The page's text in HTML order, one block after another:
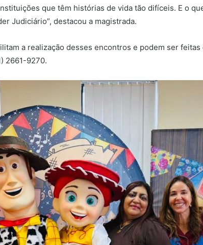
que têm histórias de vida tão difíceis. E o
Judiciário”, destacou a magistrada.
a realização desses encontros e podem ser
2661-9270.